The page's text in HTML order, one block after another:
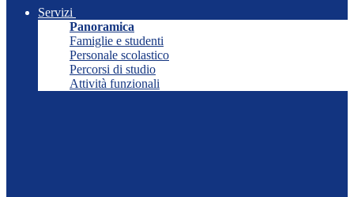
Servizi
Panoramica
Famiglie e studenti
Personale scolastico
Percorsi di studio
Attività funzionali